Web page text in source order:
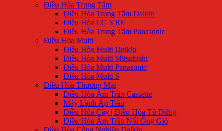
Điều Hòa Trung Tâm
Điều Hòa Trung Tâm Daikin
Điều Hòa LG VRF
Điều Hòa Trung Tâm Panasonic
Điều Hòa Multi
Điều Hòa Multi Daikin
Điều Hòa Multi Mitsubishi
Điều Hòa Multi Panasonic
Điều Hòa Multi S
Điều Hòa Thương Mại
Điều Hòa Âm Trần Cassette
Máy Lạnh Áp Trần
Điều Hòa Cây | Điều Hòa Tủ Đứng
Điều Hòa Âm Trần Nối Ống Gió